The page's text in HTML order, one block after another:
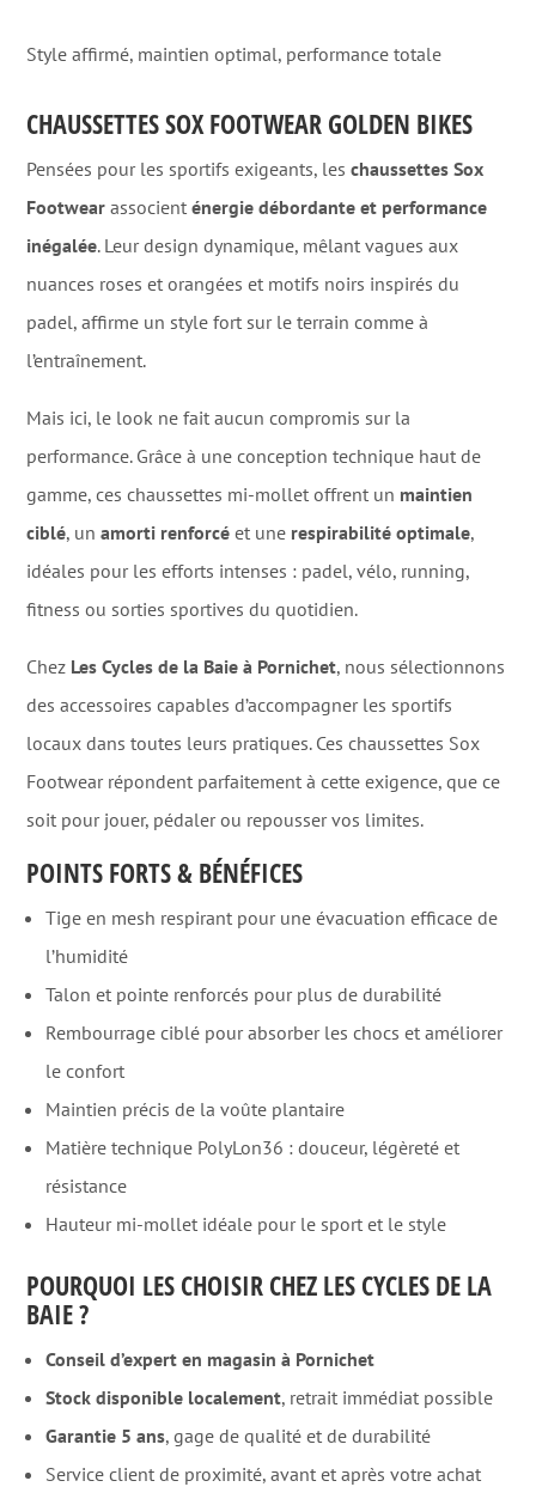
Style affirmé, maintien optimal, performance totale
CHAUSSETTES SOX FOOTWEAR GOLDEN BIKES
Pensées pour les sportifs exigeants, leschaussettes Sox
Footwear associenténergie débordante et performance
inégalée. Leur design dynamique, mêlant vagues aux
nuances roses et orangées et motifs noirs inspirés du
padel, affirme un style fort sur le terrain comme à
l’entraînement.
Mais ici, le look ne fait aucun compromis sur la
performance. Grâce à une conception technique haut de
gamme, ces chaussettes mi-mollet offrent un maintien
ciblé, unamorti renforcé et une respirabilité optimale,
idéales pour les efforts intenses : padel, vélo, running,
fitness ou sorties sportives du quotidien.
Chez Les Cycles de la Baie à Pornichet, nous sélectionnons
des accessoires capables d’accompagner les sportifs
locaux dans toutes leurs pratiques. Ces chaussettes Sox
Footwear répondent parfaitement à cette exigence, que ce
soit pour jouer, pédaler ou repousser vos limites.
POINTS FORTS & BÉNÉFICES
Tige en mesh respirant pour une évacuation efficace de
l’humidité
Talon et pointe renforcés pour plus de durabilité
Rembourrage ciblé pour absorber les chocs et améliorer
le confort
Maintien précis de la voûte plantaire
Matière technique PolyLon36 : douceur, légèreté et
résistance
Hauteur mi-mollet idéale pour le sport et le style
POURQUOI LES CHOISIR CHEZ LES CYCLES DE LA
BAIE ?
Conseil d’expert en magasin à Pornichet
Stock disponible localement, retrait immédiat possible
Garantie 5 ans, gage de qualité et de durabilité
Service client de proximité, avant et après votre achat